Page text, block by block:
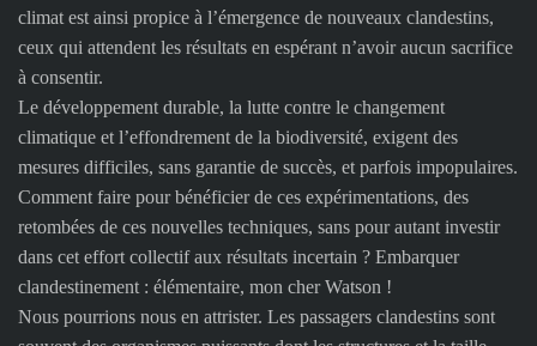
climat est ainsi propice à l’émergence de nouveaux clandestins,
ceux qui attendent les résultats en espérant n’avoir aucun sacrifice
à consentir.
Le développement durable, la lutte contre le changement
climatique et l’effondrement de la biodiversité, exigent des
mesures difficiles, sans garantie de succès, et parfois impopulaires.
Comment faire pour bénéficier de ces expérimentations, des
retombées de ces nouvelles techniques, sans pour autant investir
dans cet effort collectif aux résultats incertain ? Embarquer
clandestinement : élémentaire, mon cher Watson !
Nous pourrions nous en attrister. Les passagers clandestins sont